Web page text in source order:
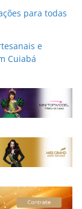
para todas
e
Cuiabá